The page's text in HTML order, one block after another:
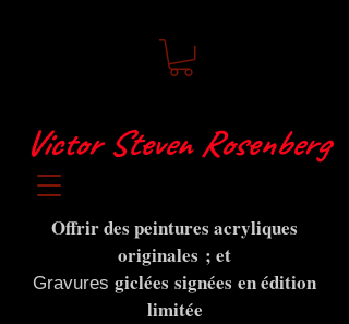
Victor Steven Rosenberg
Offrir des peintures acryliques
originales ; et
Gravures giclées signées en édition
limitée